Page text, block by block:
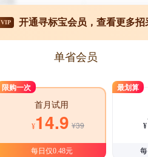
VIP 开通寻标宝会员，查看更多招
单省会员
限购一次
首月试用
¥14.9 ¥39
每日仅0.48元
最划算
¥